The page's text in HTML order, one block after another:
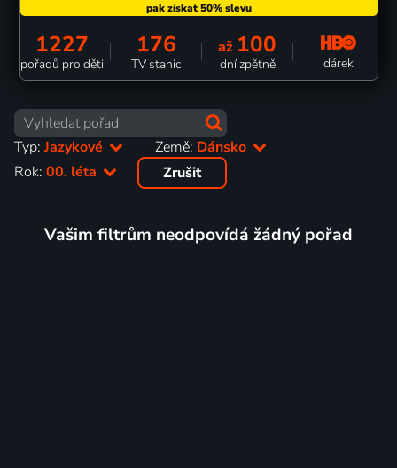
1227
pořadů pro děti
176
TV stanic
až 100
dní zpětně dárek
Typ: Jazykové Země: Dánsko
Rok: 00. léta Zrušit
Vašim filtrům neodpovídá žádný pořad